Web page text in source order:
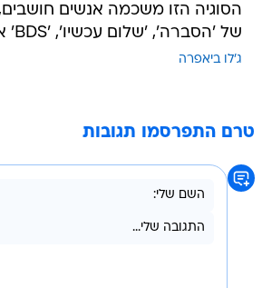
הסוגיה הזו משכמה אנשים
של 'הסברה', 'שלום עכשיו', 'BDS' או כל ארגון אחר".
ג'לו ביאפרה
טרם התפרסמו תגובות